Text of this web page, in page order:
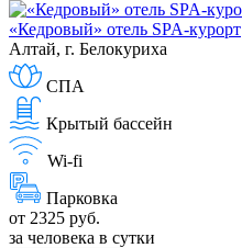
«Кедровый» отель SPA-курорт
Алтай, г. Белокуриха
СПА
Крытый бассейн
Wi-fi
Парковка
от 2325 руб.
за человека в сутки